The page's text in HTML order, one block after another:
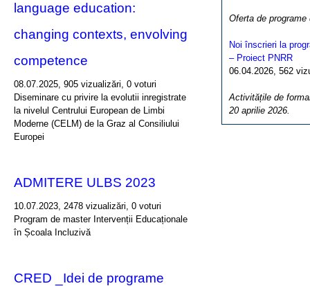
Oferta de programe
Noi înscrieri la
– Proiect PNRR
06.04.2026, 562
Activitățile de
20 aprilie 2026.
language education:
changing contexts, envolving
competence
08.07.2025, 905 vizualizări, 0 voturi
Diseminare cu privire la evolutii inregistrate
la nivelul Centrului European de Limbi
Moderne (CELM) de la Graz al Consiliului
Europei
ADMITERE ULBS 2023
10.07.2023, 2478 vizualizări, 0 voturi
Program de master Intervenții Educaționale
în Școala Incluzivă
CRED _Idei de programe